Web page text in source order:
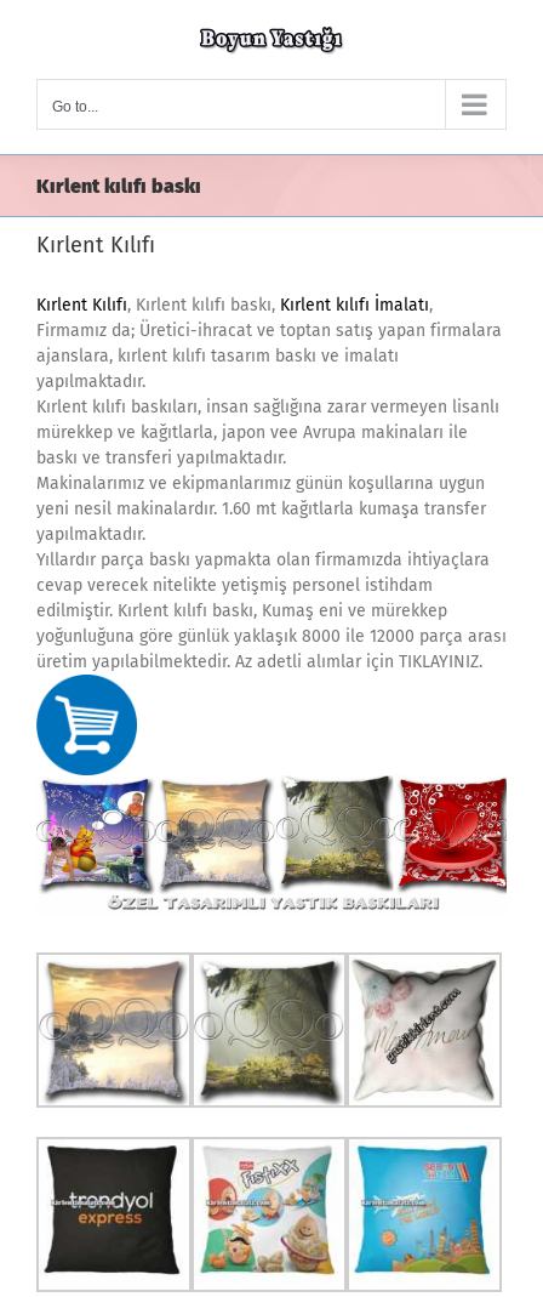
Go to...
Kırlent kılıfı baskı
Kırlent Kılıfı
Kırlent Kılıfı, Kırlent kılıfı baskı, Kırlent kılıfı İmalatı,
Firmamız da; Üretici-ihracat ve toptan satış yapan firmalara
ajanslara, kırlent kılıfı tasarım baskı ve imalatı
yapılmaktadır.
Kırlent kılıfı baskıları, insan sağlığına zarar vermeyen lisanlı
mürekkep ve kağıtlarla, japon vee Avrupa makinaları ile
baskı ve transferi yapılmaktadır.
Makinalarımız ve ekipmanlarımız günün koşullarına uygun
yeni nesil makinalardır. 1.60 mt kağıtlarla kumaşa transfer
yapılmaktadır.
Yıllardır parça baskı yapmakta olan firmamızda ihtiyaçlara
cevap verecek nitelikte yetişmiş personel istihdam
edilmiştir. Kırlent kılıfı baskı, Kumaş eni ve mürekkep
yoğunluğuna göre günlük yaklaşık 8000 ile 12000 parça arası
üretim yapılabilmektedir. Az adetli alımlar için TIKLAYINIZ.